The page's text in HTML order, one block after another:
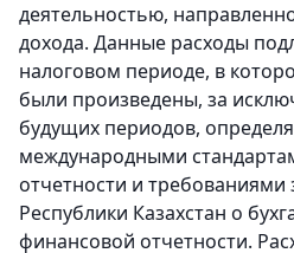
деятельностью,
дохода. Данные расходы
налоговом периоде, в
были произведены, за
будущих периодов,
международными
отчетности и требованиями
Республики Казахстан о
финансовой отчетности.